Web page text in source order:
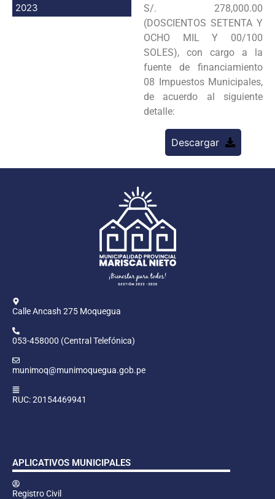
2023
S/. 278,000.00
(DOSCIENTOS SETENTA Y
OCHO MIL Y 00/100
SOLES), con cargo a la
fuente de financiamiento
08 Impuestos Municipales,
de acuerdo al siguiente
detalle:
Descargar
Calle Ancash 275 Moquegua
053-458000 (Central Telefónica)
munimoq@munimoquegua.gob.pe
RUC: 20154469941
APLICATIVOS MUNICIPALES
Registro Civil